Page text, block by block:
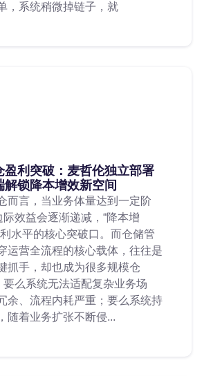
，系统稍微掉链子，就
盈利突破：麦哲伦独立部署
解锁降本增效新空间
而言，当业务体量达到一定阶
际效益会逐渐递减，“降本增
水平的核心突破口。而仓储管
运营全流程的核心载体，往往是
抓手，却也成为很多规模仓
要么系统无法适配复杂业务场
余、流程内耗严重；要么系统持
随着业务扩张不断侵...